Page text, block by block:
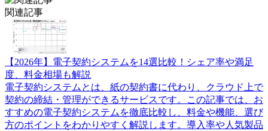
関連記事
【2026年】電子契約システムを14選比較！シェア率や満足
度、料金相場も解説
電子契約システムとは、紙の契約書に代わり、クラウド上で
契約の締結・管理ができるサービスです。この記事では、お
すすめの電子契約システムを徹底比較し、料金や機能、選び
方のポイントをわかりやすく解説します。導入率や人気製品